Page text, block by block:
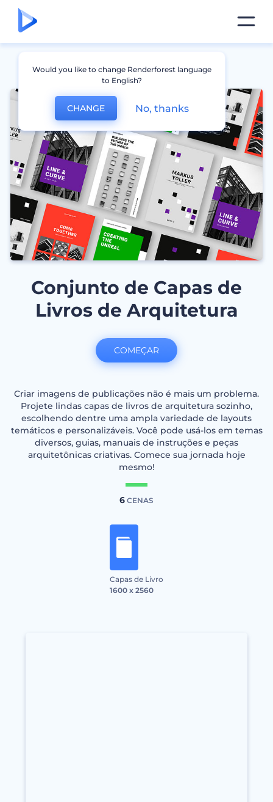
Conjunto de Capas de
Livros de Arquitetura
Criar imagens de publicações não é mais um problema.
Projete lindas capas de livros de arquitetura sozinho,
escolhendo dentre uma ampla variedade de layouts
temáticos e personalizáveis. Você pode usá-los em temas
diversos, guias, manuais de instruções e peças
arquitetônicas criativas. Comece sua jornada hoje
mesmo!
6 CENAS
Capas de Livro
1600 x 2560
COMEÇAR
Would you like to change Renderforest language
to English?
CHANGE No, thanks